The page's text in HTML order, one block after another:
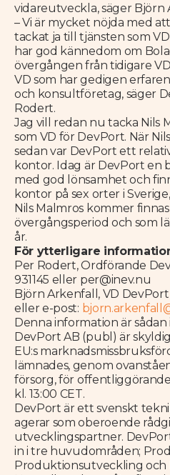
vidareutveckla, säger Björn
– Vi är mycket nöjda med
tackat ja till tjänsten som
har god kännedom om
övergången från tidigare
VD som har gedigen
och konsultföretag, säger
Rodert.
Jag vill redan nu tacka Nils
som VD för DevPort. När
sedan var DevPort ett
kontor. Idag är DevPort en
med god lönsamhet och
kontor på sex orter i
Nils Malmros kommer
övergångsperiod och som
år.
För ytterligare
Per Rodert, Ordförande
931145 eller per@inev.nu
Björn Arkenfall, VD DevPort
eller e-post:
Denna information är
DevPort AB (publ) är
EU:s
lämnades, genom
försorg, för
kl. 13:00 CET.
DevPort är ett svenskt
agerar som oberoende
utvecklingspartner.
in i tre huvudområden;
Produktionsutveckling och